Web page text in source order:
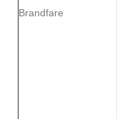
Brandfare